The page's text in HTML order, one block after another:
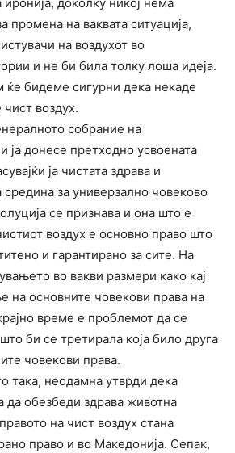
промена на ваквата ситуација,
на воздухот во
и не би била толку лоша идеја.
ќе бидеме сигурни дека некаде
воздух.
собрание на
ја донесе претходно усвоената
ја чистата здрава и
за универзално човеково
се признава и она што е
воздух е основно право што
и гарантирано за сите. На
во вакви размери како кај
на основните човекови права на
време е проблемот да се
би се третирала која било друга
човекови права.
така, неодамна утврди дека
обезбеди здрава животна
на чист воздух стана
право и во Македонија. Сепак,